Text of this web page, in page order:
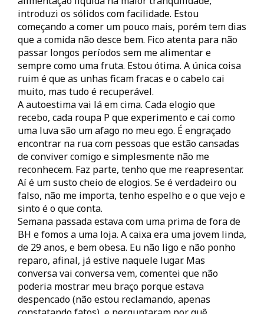
introduzi os sólidos com facilidade. Estou
começando a comer um pouco mais, porém tem dias
que a comida não desce bem. Fico atenta para não
passar longos períodos sem me alimentar e
sempre como uma fruta. Estou ótima. A única coisa
ruim é que as unhas ficam fracas e o cabelo cai
muito, mas tudo é recuperável.
A autoestima vai lá em cima. Cada elogio que
recebo, cada roupa P que experimento e cai como
uma luva são um afago no meu ego. É engraçado
encontrar na rua com pessoas que estão cansadas
de conviver comigo e simplesmente não me
reconhecem. Faz parte, tenho que me reapresentar.
Aí é um susto cheio de elogios. Se é verdadeiro ou
falso, não me importa, tenho espelho e o que vejo e
sinto é o que conta.
Semana passada estava com uma prima de fora de
BH e fomos a uma loja. A caixa era uma jovem linda,
de 29 anos, e bem obesa. Eu não ligo e não ponho
reparo, afinal, já estive naquele lugar. Mas
conversa vai conversa vem, comentei que não
poderia mostrar meu braço porque estava
despencado (não estou reclamando, apenas